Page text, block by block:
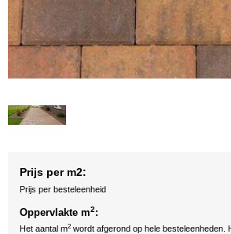
Prijs per m2:
Prijs per besteleenheid
Oppervlakte m2:
Het aantal m2 wordt afgerond op hele besteleenheden.